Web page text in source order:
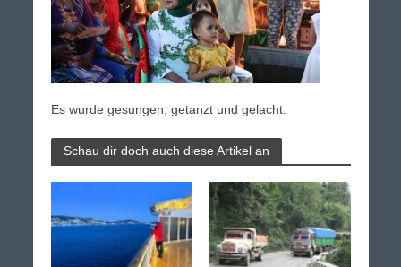
Es wurde gesungen, getanzt und gelacht.
Schau dir doch auch diese Artikel an